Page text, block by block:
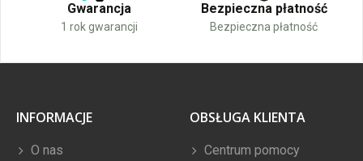
Gwarancja
1 rok gwarancji
Bezpieczna płatność
Bezpieczna płatność
INFORMACJE
O nas
OBSŁUGA KLIENTA
Centrum pomocy